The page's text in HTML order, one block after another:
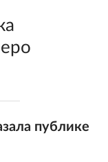
публике